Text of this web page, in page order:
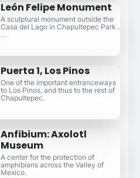
León Felipe Monument
A sculptural monument outside the
Casa del Lago in Chapultepec Park .
. .
Puerta 1, Los Pinos
One of the important entranceways
to Los Pinos, and thus to the rest of
Chapultepec.
Anfibium: Axolotl
Museum
A center for the protection of
amphibians across the Valley of
Mexico.